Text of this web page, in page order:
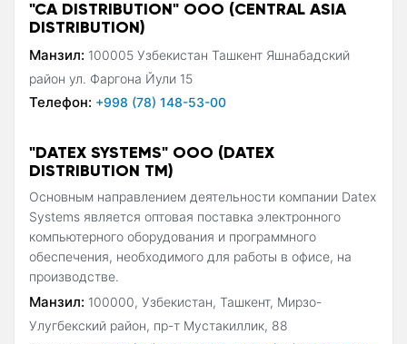
"CA DISTRIBUTION" ООО (CENTRAL ASIA
DISTRIBUTION)
Манзил: 100005 Узбекистан Ташкент Яшнабадский
район ул. Фаргона Йули 15
Телефон: +998 (78) 148-53-00
"DATEX SYSTEMS" ООО (DATEX
DISTRIBUTION ТМ)
Основным направлением деятельности компании Datex
Systems является оптовая поставка электронного
компьютерного оборудования и программного
обеспечения, необходимого для работы в офисе, на
производстве.
Манзил: 100000, Узбекистан, Ташкент, Мирзо-
Улугбекский район, пр-т Мустакиллик, 88